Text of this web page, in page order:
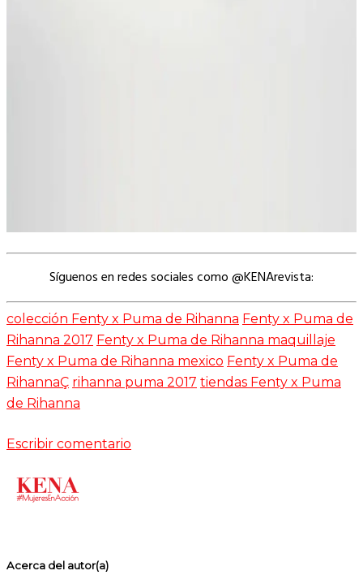
Síguenos en redes sociales como @KENArevista:
colección Fenty x Puma de Rihanna Fenty x Puma de
Rihanna 2017 Fenty x Puma de Rihanna maquillaje
Fenty x Puma de Rihanna mexico Fenty x Puma de
RihannaÇ rihanna puma 2017 tiendas Fenty x Puma
de Rihanna
Escribir comentario
Acerca del autor(a)